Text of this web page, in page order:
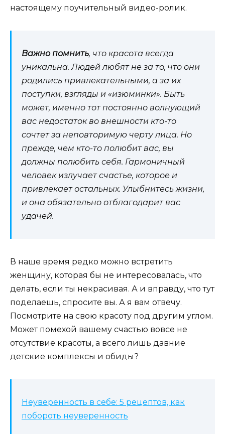
настоящему поучительный видео-ролик.
Важно помнить, что красота всегда
уникальна. Людей любят не за то, что они
родились привлекательными, а за их
поступки, взгляды и «изюминки». Быть
может, именно тот постоянно волнующий
вас недостаток во внешности кто-то
сочтет за неповторимую черту лица. Но
прежде, чем кто-то полюбит вас, вы
должны полюбить себя. Гармоничный
человек излучает счастье, которое и
привлекает остальных. Улыбнитесь жизни,
и она обязательно отблагодарит вас
удачей.
В наше время редко можно встретить
женщину, которая бы не интересовалась, что
делать, если ты некрасивая. А и вправду, что тут
поделаешь, спросите вы. А я вам отвечу.
Посмотрите на свою красоту под другим углом.
Может помехой вашему счастью вовсе не
отсутствие красоты, а всего лишь давние
детские комплексы и обиды?
Неуверенность в себе: 5 рецептов, как
побороть неуверенность